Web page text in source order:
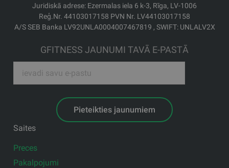
Juridiskā adrese: Ezermalas iela 6 k-3, Rīga, LV-1006
Reģ.Nr. 44103017158 PVN Nr. LV44103017158
A/S SEB Banka LV92UNLA0004007467819 , SWIFT: UNLALV2X
GFITNESS JAUNUMI TAVĀ E-PASTĀ
Pieteikties jaunumiem
Saites
Preces
Pakalpojumi